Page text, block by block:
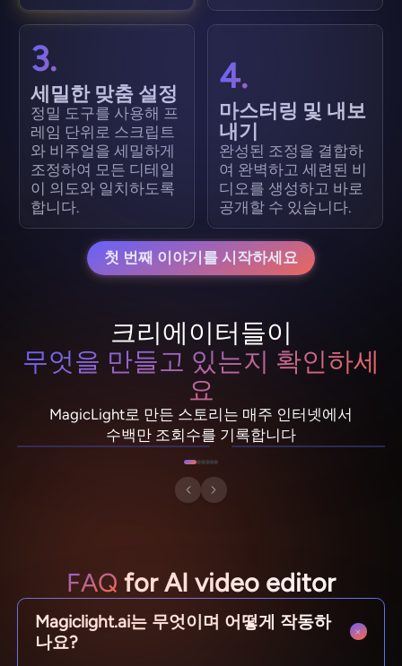
3.
세밀한 맞춤 설정
정밀 도구를 사용해 프
레임 단위로 스크립트
와 비주얼을 세밀하게
조정하여 모든 디테일
이 의도와 일치하도록
합니다.
4.
마스터링 및 내보
내기
완성된 조정을 결합하
여 완벽하고 세련된 비
디오를 생성하고 바로
공개할 수 있습니다.
첫 번째 이야기를 시작하세요
크리에이터들이
무엇을 만들고 있는지 확인하세
요
MagicLight로 만든 스토리는 매주 인터넷에서
수백만 조회수를 기록합니다
Lio "Spark" Vance
PixelRonin
Momo The Moshroom
FAQ for AI video editor
Magiclight.ai는 무엇이며 어떻게 작동하
나요?